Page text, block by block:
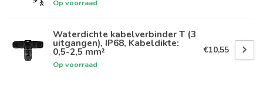
Op voorraad
Waterdichte kabelverbinder T (3
uitgangen), IP68, Kabeldikte:
0,5-2,5 mm²
Op voorraad
€10,55